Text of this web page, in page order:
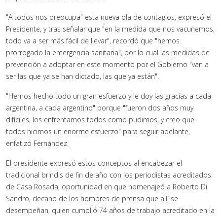
"A todos nos preocupa" esta nueva ola de contagios, expresó el
Presidente, y tras señalar que "en la medida que nos vacunemos,
todo va a ser más fácil de llevar", recordó que "hemos
prorrogado la emergencia sanitaria", por lo cual las medidas de
prevención a adoptar en este momento por el Gobierno "van a
ser las que ya se han dictado, las que ya están".
"Hemos hecho todo un gran esfuerzo y le doy las gracias a cada
argentina, a cada argentino" porque "fueron dos años muy
difíciles, los enfrentamos todos como pudimos, y creo que
todos hicimos un enorme esfuerzo" para seguir adelante,
enfatizó Fernández.
El presidente expresó estos conceptos al encabezar el
tradicional brindis de fin de año con los periodistas acreditados
de Casa Rosada, oportunidad en que homenajeó a Roberto Di
Sandro, decano de los hombres de prensa que allí se
desempeñan, quien cumplió 74 años de trabajo acreditado en la